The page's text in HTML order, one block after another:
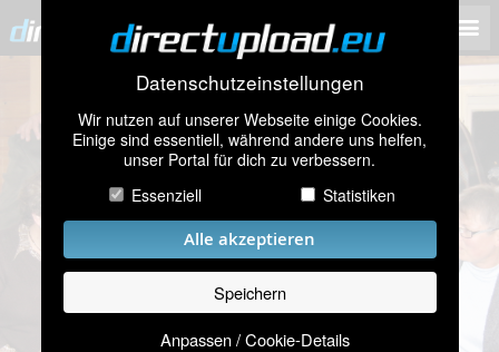
Datenschutzeinstellungen
Wir nutzen auf unserer Webseite einige Cookies.
Einige sind essentiell, während andere uns helfen,
unser Portal für dich zu verbessern.
Essenziell
Statistiken
Alle akzeptieren
Speichern
Anpassen / Cookie-Details